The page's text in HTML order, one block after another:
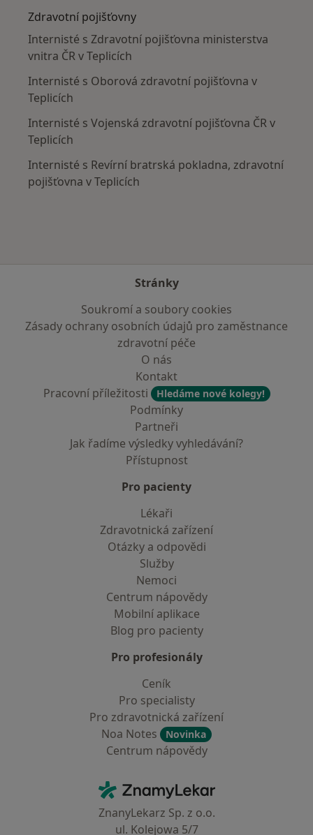
Zdravotní pojišťovny
Internisté s Zdravotní pojišťovna ministerstva
vnitra ČR v Teplicích
Internisté s Oborová zdravotní pojišťovna v
Teplicích
Internisté s Vojenská zdravotní pojišťovna ČR v
Teplicích
Internisté s Revírní bratrská pokladna, zdravotní
pojišťovna v Teplicích
Stránky
Soukromí a soubory cookies
Zásady ochrany osobních údajů pro zaměstnance
zdravotní péče
O nás
Kontakt
Pracovní příležitosti
Hledáme nové kolegy!
Podmínky
Partneři
Jak řadíme výsledky vyhledávání?
Přístupnost
Pro pacienty
Lékaři
Zdravotnická zařízení
Otázky a odpovědi
Služby
Nemoci
Centrum nápovědy
Mobilní aplikace
Blog pro pacienty
Pro profesionály
Ceník
Pro specialisty
Pro zdravotnická zařízení
Noa Notes
Novinka
Centrum nápovědy
ZnamyLekar - Hlavní stránka
ZnanyLekarz Sp. z o.o.
ul. Kolejowa 5/7